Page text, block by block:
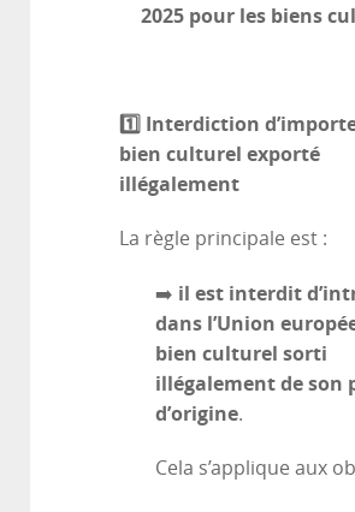
2025 pour les biens
1️ ⃣ Interdiction
bien culturel exporté
illégalement
La règle principale est :
➡️ il est interdit
dans l’Union
bien culturel sorti
illégalement de son
d’origine.
Cela s’applique aux